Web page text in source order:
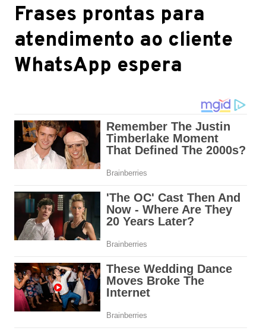
Frases prontas para
atendimento ao cliente
WhatsApp espera